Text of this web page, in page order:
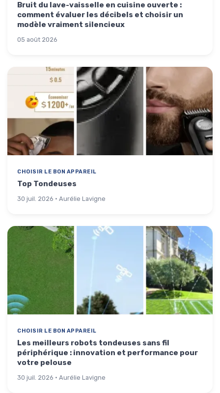
Bruit du lave-vaisselle en cuisine ouverte :
comment évaluer les décibels et choisir un
modèle vraiment silencieux
05 août 2026
CHOISIR LE BON APPAREIL
Top Tondeuses
30 juil. 2026 · Aurélie Lavigne
CHOISIR LE BON APPAREIL
Les meilleurs robots tondeuses sans fil
périphérique : innovation et performance pour
votre pelouse
30 juil. 2026 · Aurélie Lavigne